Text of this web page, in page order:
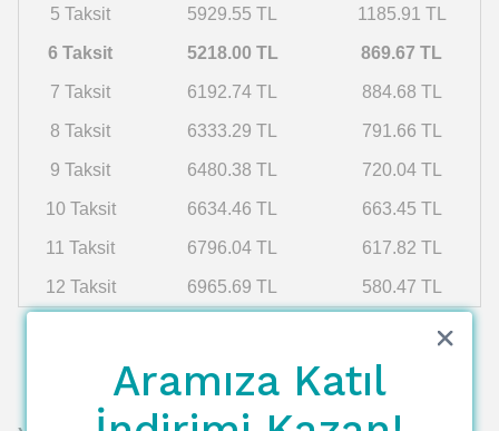
5 Taksit 5929.55 TL 1185.91 TL
6 Taksit 5218.00 TL 869.67 TL
7 Taksit 6192.74 TL 884.68 TL
8 Taksit 6333.29 TL 791.66 TL
9 Taksit 6480.38 TL 720.04 TL
10 Taksit 6634.46 TL 663.45 TL
11 Taksit 6796.04 TL 617.82 TL
12 Taksit 6965.69 TL 580.47 TL
Aramıza Katıl